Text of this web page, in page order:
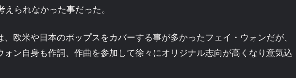
られなかった事だった。
、欧米や日本のポップスをカバーする事が多かったフェイ・ウォンだが、
ォン自身も作詞、作曲を参加して徐々にオリジナル志向が高くなり意気込